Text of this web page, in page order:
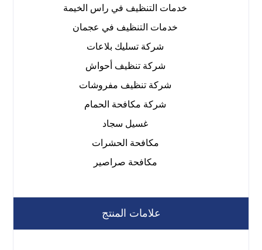
خدمات التنظيف في راس الخيمة
خدمات التنظيف في عجمان
شركة تسليك بلاعات
شركة تنظيف أحواش
شركة تنظيف مفروشات
شركة مكافحة الحمام
غسيل سجاد
مكافحة الحشرات
مكافحة صراصير
علامات المنتج